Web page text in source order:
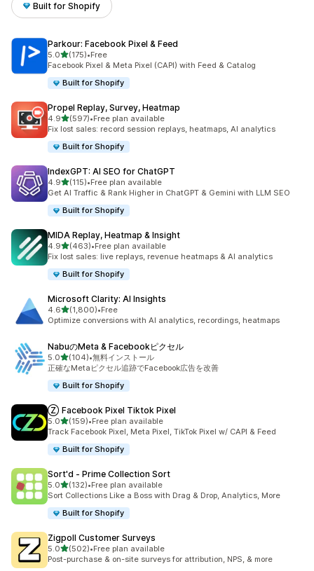
Built for Shopify
Parkour: Facebook Pixel & Feed
5.05つ星中
(175)
合計レビュー数：175件
•Free
Facebook Pixel & Meta Pixel (CAPI) with Feed & Catalog
Built for Shopify
Propel Replay, Survey, Heatmap
4.95つ星中
(597)
合計レビュー数：597件
•Free plan available
Fix lost sales: record session replays, heatmaps, AI analytics
Built for Shopify
IndexGPT: AI SEO for ChatGPT
4.95つ星中
(115)
合計レビュー数：115件
•Free plan available
Get AI Traffic & Rank Higher in ChatGPT & Gemini with LLM SEO
Built for Shopify
MIDA Replay, Heatmap & Insight
4.95つ星中
(463)
合計レビュー数：463件
•Free plan available
Fix lost sales: live replays, revenue heatmaps & AI analytics
Built for Shopify
Microsoft Clarity: AI Insights
4.65つ星中
(1,800)
合計レビュー数：1800件
•Free
Optimize conversions with AI analytics, recordings, heatmaps
NabuのMeta & Facebookピクセル
5.05つ星中
(104)
合計レビュー数：104件
•無料インストール
正確なMetaピクセル追跡でFacebook広告を改善
Built for Shopify
Ⓩ Facebook Pixel Tiktok Pixel
5.05つ星中
(159)
合計レビュー数：159件
•Free plan available
Track Facebook Pixel, Meta Pixel, TikTok Pixel w/ CAPI & Feed
Built for Shopify
Sort'd ‑ Prime Collection Sort
5.05つ星中
(132)
合計レビュー数：132件
•Free plan available
Sort Collections Like a Boss with Drag & Drop, Analytics, More
Built for Shopify
Zigpoll Customer Surveys
5.05つ星中
(502)
合計レビュー数：502件
•Free plan available
Post-purchase & on-site surveys for attribution, NPS, & more